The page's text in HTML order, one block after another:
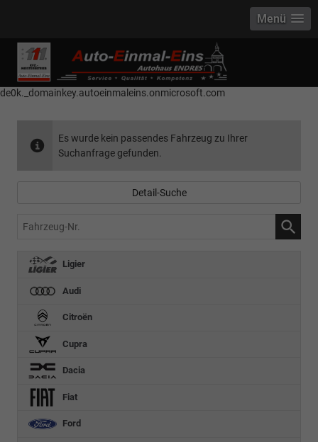
------------ Host Name : selector1._domainkey Points to address or value:
selector1-aee-de0k._domainkey.autoeinmaleins.onmicrosoft.com Host
Name : selector2._domainkey Points to address or value: selector2-aee-
de0k._domainkey.autoeinmaleins.onmicrosoft.com
Menü
Es wurde kein passendes Fahrzeug zu Ihrer
Suchanfrage gefunden.
Detail-Suche
Fahrzeug-
Ligier
Audi
Citroën
Cupra
Dacia
Fiat
Ford